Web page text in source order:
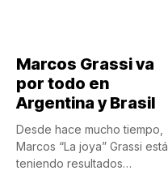
Marcos Grassi va
por todo en
Argentina y Brasil
Desde hace mucho tiempo,
Marcos “La joya” Grassi está
teniendo resultados